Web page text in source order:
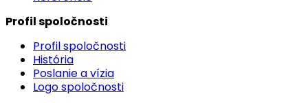
Profil spoločnosti
Profil spoločnosti
História
Poslanie a vízia
Logo spoločnosti